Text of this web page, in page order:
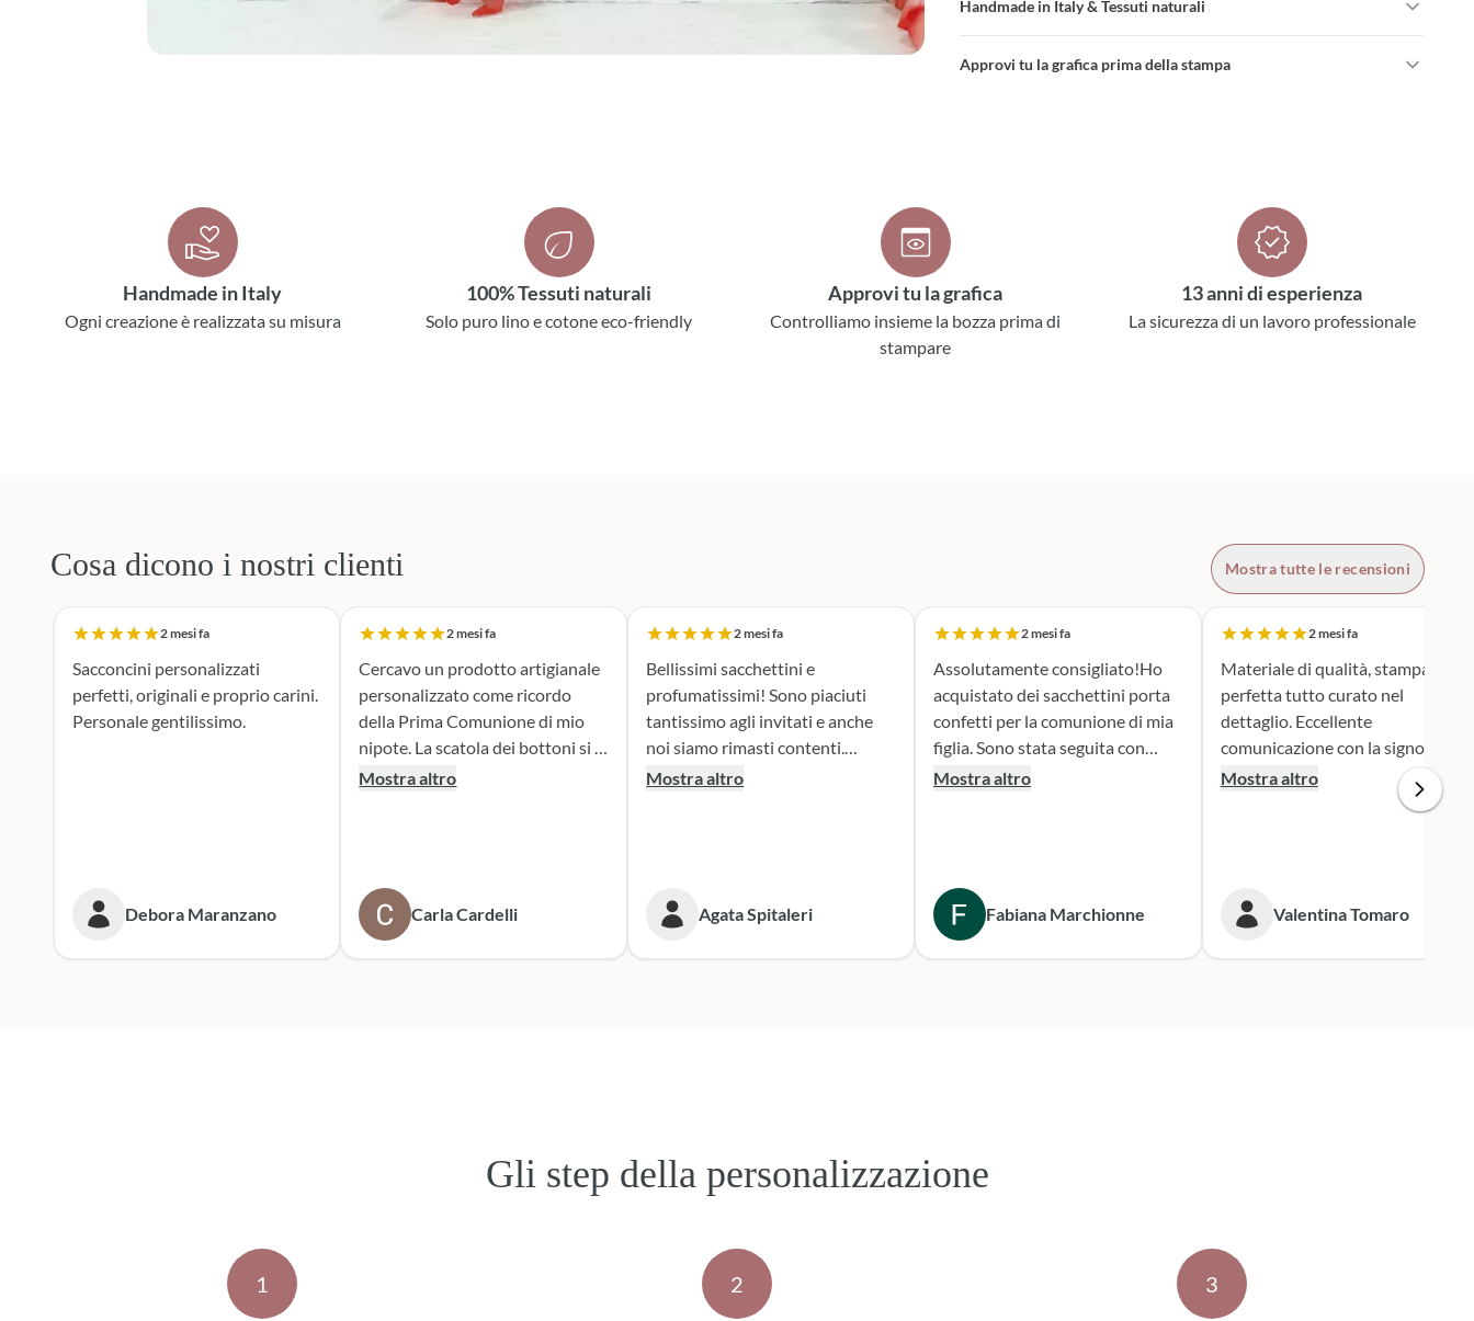
Handmade in Italy & Tessuti naturali
Approvi tu la grafica prima della stampa
Handmade in Italy
Ogni creazione è realizzata su misura
100% Tessuti naturali
Solo puro lino e cotone eco-friendly
Approvi tu la grafica
Controlliamo insieme la bozza prima di
stampare
13 anni di esperienza
La sicurezza di un lavoro professionale
Cosa dicono i nostri clienti Mostra tutte le recensioni
2 mesi fa
Sacconcini personalizzati
perfetti, originali e proprio carini.
Personale gentilissimo.
Debora Maranzano
2 mesi fa
Cercavo un prodotto artigianale
personalizzato come ricordo
della Prima Comunione di mio
nipote. La scatola dei bottoni si è
rivelata la scelta perfetta. Il
tenero e accattivante e ne sono
entusiasta. Mi rivolgerò
sicuramente a loro per le
Mostra altro
Carla Cardelli
2 mesi fa
Bellissimi sacchettini e
profumatissimi! Sono piaciuti
tantissimo agli invitati e anche
noi siamo rimasti contenti.
Consigliato!
Mostra altro
Agata Spitaleri
2 mesi fa
Assolutamente consigliato!Ho
acquistato dei sacchettini porta
confetti per la comunione di mia
figlia. Sono stata seguita con
attenzione e serietà nella scelta e
Consegna puntualissima
secondo i tempi stabiliti.
Sicuramente mi rivolgerò a loro
Mostra altro
Fabiana Marchionne
2 mesi fa
Materiale di qualità, stampa
perfetta tutto curato nel
dettaglio. Eccellente
comunicazione con la signora
Silvia per qualsiasi cambiamento
nella produzione e nel dare
Mostra altro
Valentina Tomaro
Gli step della personalizzazione
1 2 3